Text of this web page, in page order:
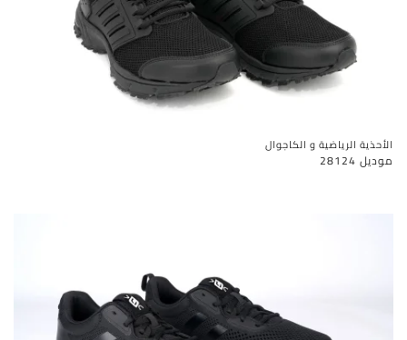
الأحذية الرياضية و الكاجوال
موديل 28124